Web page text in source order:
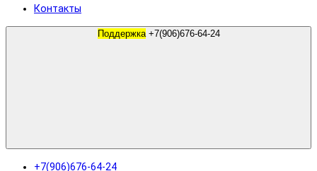
Контакты
Поддержка +7(906)676-64-24
+7(906)676-64-24